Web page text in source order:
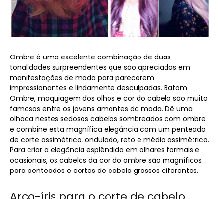
Ombre é uma excelente combinação de duas
tonalidades surpreendentes que são apreciadas em
manifestações de moda para parecerem
impressionantes e lindamente desculpadas. Batom
Ombre, maquiagem dos olhos e cor do cabelo são muito
famosos entre os jovens amantes da moda. Dê uma
olhada nestes sedosos cabelos sombreados com ombre
e combine esta magnífica elegância com um penteado
de corte assimétrico, ondulado, reto e médio assimétrico.
Para criar a elegância esplêndida em olhares formais e
ocasionais, os cabelos da cor do ombre são magníficos
para penteados e cortes de cabelo grossos diferentes.